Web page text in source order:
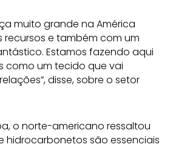
muito grande na América
recursos e também com um
Estamos fazendo aqui
como um tecido que vai
disse, sobre o setor
o norte-americano ressaltou
hidrocarbonetos são essenciais